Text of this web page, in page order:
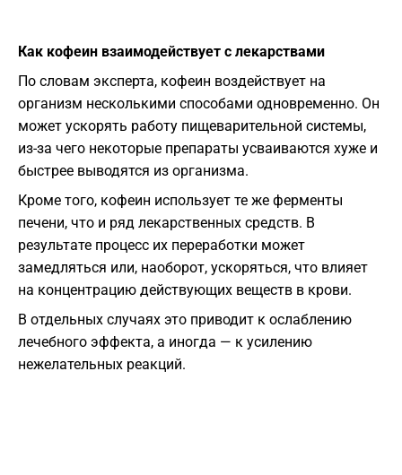
Как кофеин взаимодействует с лекарствами
По словам эксперта, кофеин воздействует на
организм несколькими способами одновременно. Он
может ускорять работу пищеварительной системы,
из-за чего некоторые препараты усваиваются хуже и
быстрее выводятся из организма.
Кроме того, кофеин использует те же ферменты
печени, что и ряд лекарственных средств. В
результате процесс их переработки может
замедляться или, наоборот, ускоряться, что влияет
на концентрацию действующих веществ в крови.
В отдельных случаях это приводит к ослаблению
лечебного эффекта, а иногда — к усилению
нежелательных реакций.